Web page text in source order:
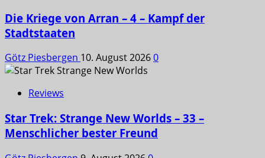
Die Kriege von Arran – 4 – Kampf der
Stadtstaaten
Götz Piesbergen 10. August 20260
Reviews
Star Trek: Strange New Worlds – 33 –
Menschlicher bester Freund